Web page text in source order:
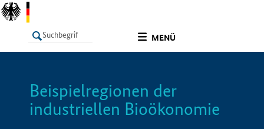
MENÜ
LISTE
Beispielregionen der
industriellen Bioökonomie